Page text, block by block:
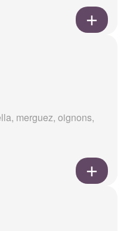
merguez, oignons,